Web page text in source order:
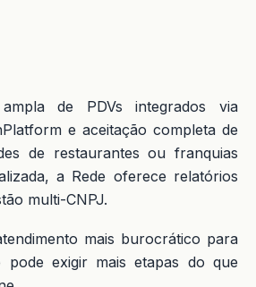
de PDVs integrados via
e aceitação completa de
de restaurantes ou franquias
a Rede oferece relatórios
multi-CNPJ.
mais burocrático para
pode exigir mais etapas do que